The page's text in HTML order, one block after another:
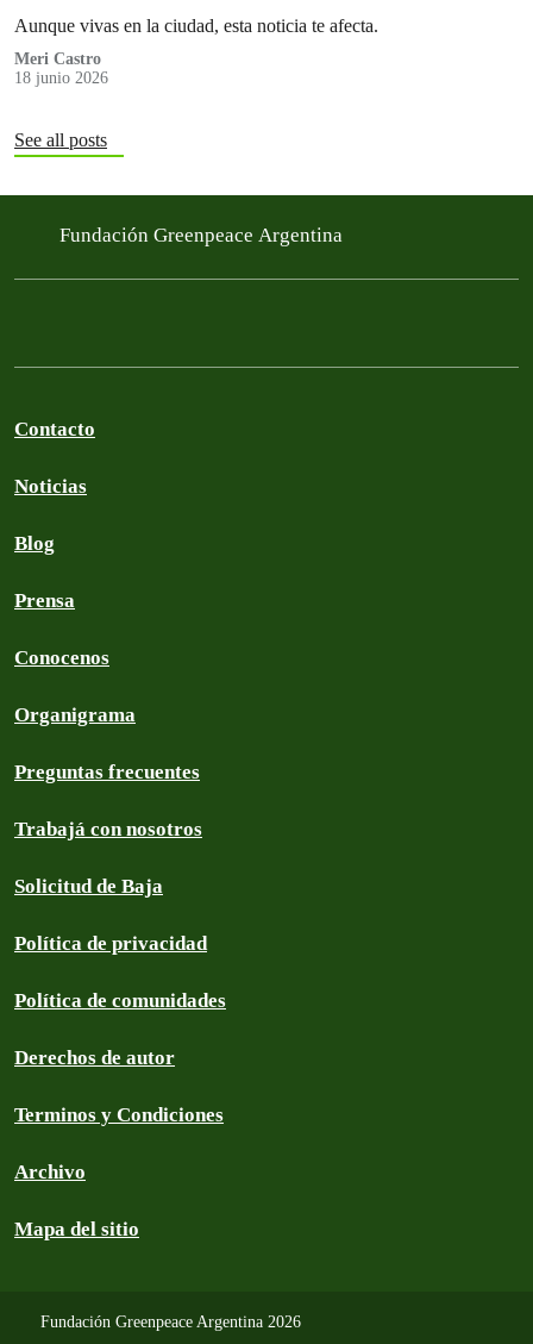
Aunque vivas en la ciudad, esta noticia te afecta.
Meri Castro
18 junio 2026
See all posts
Fundación Greenpeace Argentina
Contacto
Noticias
Blog
Prensa
Conocenos
Organigrama
Preguntas frecuentes
Trabajá con nosotros
Solicitud de Baja
Política de privacidad
Política de comunidades
Derechos de autor
Terminos y Condiciones
Archivo
Mapa del sitio
Fundación Greenpeace Argentina 2026